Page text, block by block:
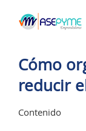
Cómo
reducir
Contenido